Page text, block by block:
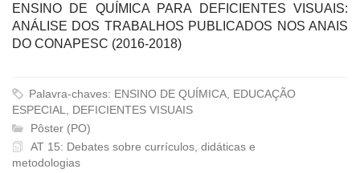
ENSINO DE QUÍMICA PARA DEFICIENTES VISUAIS:
ANÁLISE DOS TRABALHOS PUBLICADOS NOS ANAIS
DO CONAPESC (2016-2018)
Palavra-chaves: ENSINO DE QUÍMICA, EDUCAÇÃO
ESPECIAL, DEFICIENTES VISUAIS
Pôster (PO)
AT 15: Debates sobre currículos, didáticas e
metodologias